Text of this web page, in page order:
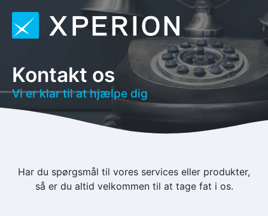
Kontakt os
Vi er klar til at hjælpe dig
Har du spørgsmål til vores services eller produkter,
så er du altid velkommen til at tage fat i os.